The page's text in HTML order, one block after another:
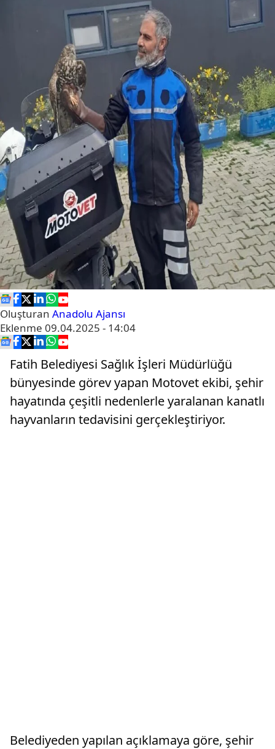
Oluşturan Anadolu Ajansı
Eklenme 09.04.2025 - 14:04
Fatih Belediyesi Sağlık İşleri Müdürlüğü
bünyesinde görev yapan Motovet ekibi, şehir
hayatında çeşitli nedenlerle yaralanan kanatlı
hayvanların tedavisini gerçekleştiriyor.
Belediyeden yapılan açıklamaya göre, şehir